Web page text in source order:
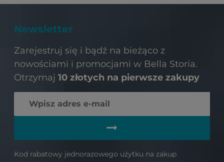
Newsletter
Zarejestruj się i bądź na bieżąco z
nowościami i promocjami w Bella Storia.
Otrzymaj 10 złotych na pierwsze zakupy
Kod rabatowy jednorazowego użytku na zakup